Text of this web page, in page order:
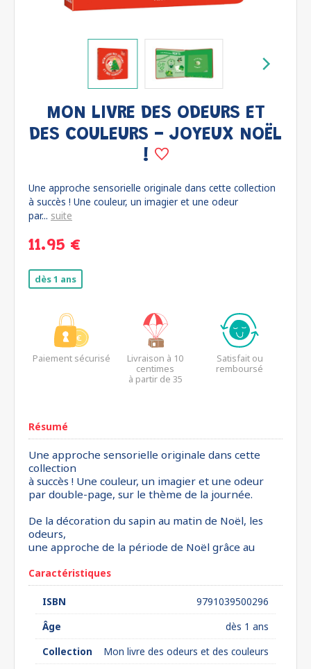
MON LIVRE DES ODEURS ET
DES COULEURS - JOYEUX NOËL
!
Une approche sensorielle originale dans cette collection
à succès ! Une couleur, un imagier et une odeur
par... suite
11.95 €
dès 1 ans
Paiement sécurisé
Livraison à 10
centimes
à partir de 35
Satisfait ou
remboursé
Résumé
Une approche sensorielle originale dans cette
collection
à succès ! Une couleur, un imagier et une odeur
par double-page, sur le thème de la journée.
De la décoration du sapin au matin de Noël, les
odeurs,
une approche de la période de Noël grâce au
Caractéristiques
ISBN
9791039500296
Âge
dès 1 ans
Collection
Mon livre des odeurs et des couleurs